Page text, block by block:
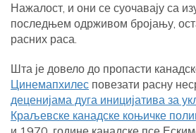
Нажалост, и они се суочавају са
последњем одрживом бројању,
расних раса.
Шта је довело до пропасти
Цинемапхилес повезати расну
деценијама дуга иницијатива за
Краљевске канадске коњичке